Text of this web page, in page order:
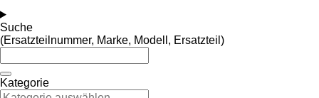
Suche
(Ersatzteilnummer, Marke, Modell, Ersatzteil)
Kategorie